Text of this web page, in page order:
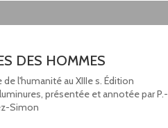
DES HOMMES
l'humanité au XIIIe s. Édition
présentée et annotée par P.-
Simon